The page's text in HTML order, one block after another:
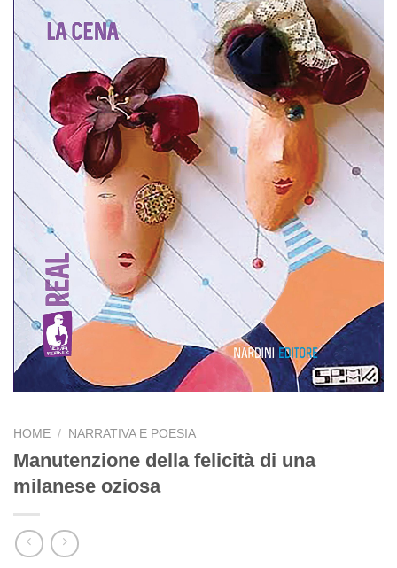
HOME / NARRATIVA E POESIA
Manutenzione della felicità di una
milanese oziosa